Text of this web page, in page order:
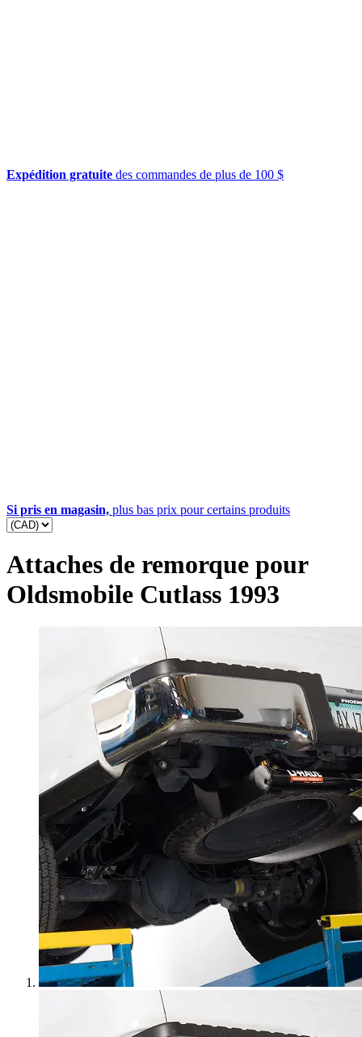
Expédition gratuite des commandes de plus de 100 $
Si pris en magasin, plus bas prix pour certains produits
Attaches de remorque pour
Oldsmobile Cutlass 1993